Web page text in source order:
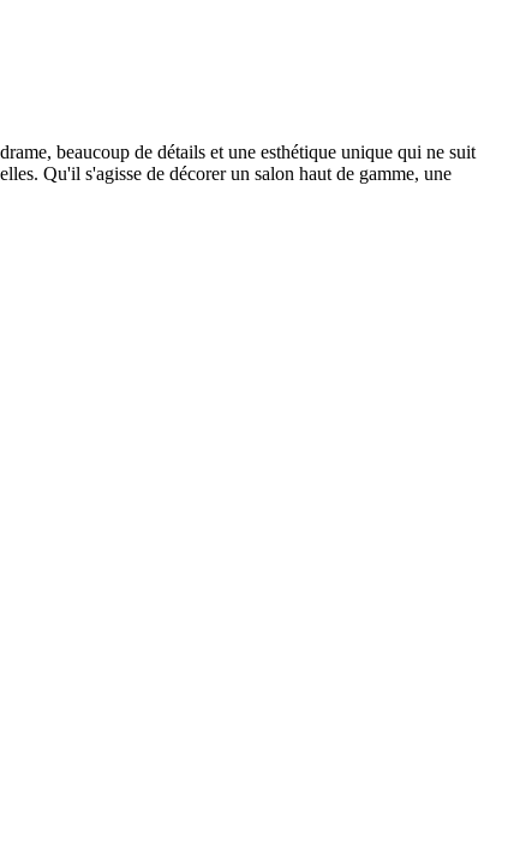
beaucoup de détails et une esthétique unique qui ne suit
Qu'il s'agisse de décorer un salon haut de gamme, une